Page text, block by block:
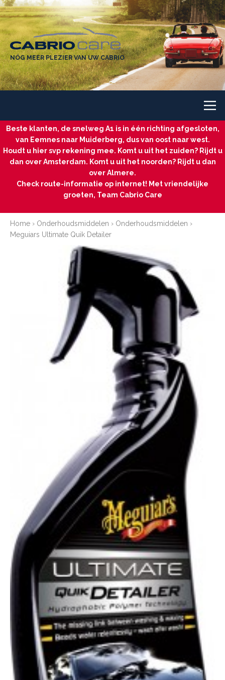
NÓG MEER PLEZIER VAN UW CABRIO
Beste klanten, de snelweg A1 is in één richting afgesloten,
van Eemnes naar Muiderberg, dus van oost naar west.
Houdt u hier svp rekening mee. Komt u uit het zuiden? Rijdt u
dan over Amsterdam. Komt u uit het noorden? Rijdt u dan
over Almere.
Check route-informatie op internet! Met vriendelijke
groeten, Team Cabrio Care
Home › Onderhoudsmiddelen › Onderhoudsmiddelen ›
Meguiars Ultimate Quik Detailer